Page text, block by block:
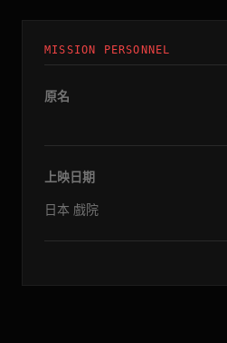
MISSION PERSONNEL
原名
上映日期
日本 戲院